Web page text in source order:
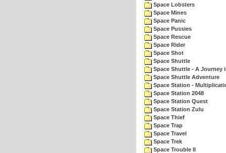
Space Lobsters
Space Mines
Space Panic
Space Pussies
Space Rescue
Space Rider
Space Shot
Space Shuttle
Space Shuttle - A Journey
Space Shuttle Adventure
Space Station -
Space Station 2048
Space Station Quest
Space Station Zulu
Space Thief
Space Trap
Space Travel
Space Trek
Space Trouble II